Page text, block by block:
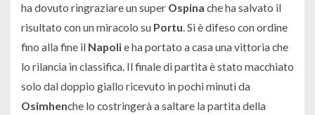
ha dovuto ringraziare un super Ospina che ha salvato il
risultato con un miracolo su Portu. Si è difeso con ordine
fino alla fine il Napolie ha portato a casa una vittoria che
lo rilancia in classifica. Il finale di partita è stato macchiato
solo dal doppio giallo ricevuto in pochi minuti da
Osimhenche lo costringerà a saltare la partita della